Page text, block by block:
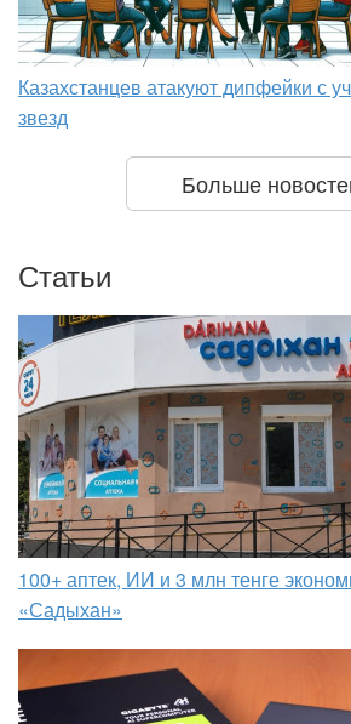
Казахстанцев атакуют дипфейки с
звезд
Больше
Статьи
100+ аптек, ИИ и 3 млн тенге
«Садыхан»